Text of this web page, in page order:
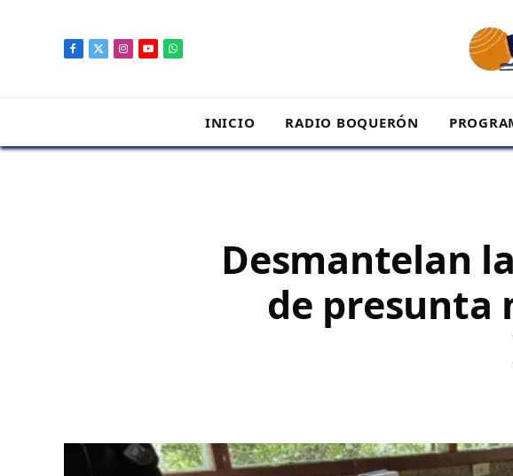
Facebook
X
Instagram
YouTubeWhatsApp
INICIO RADIO BOQUERÓN
Desmantelan
de presunta